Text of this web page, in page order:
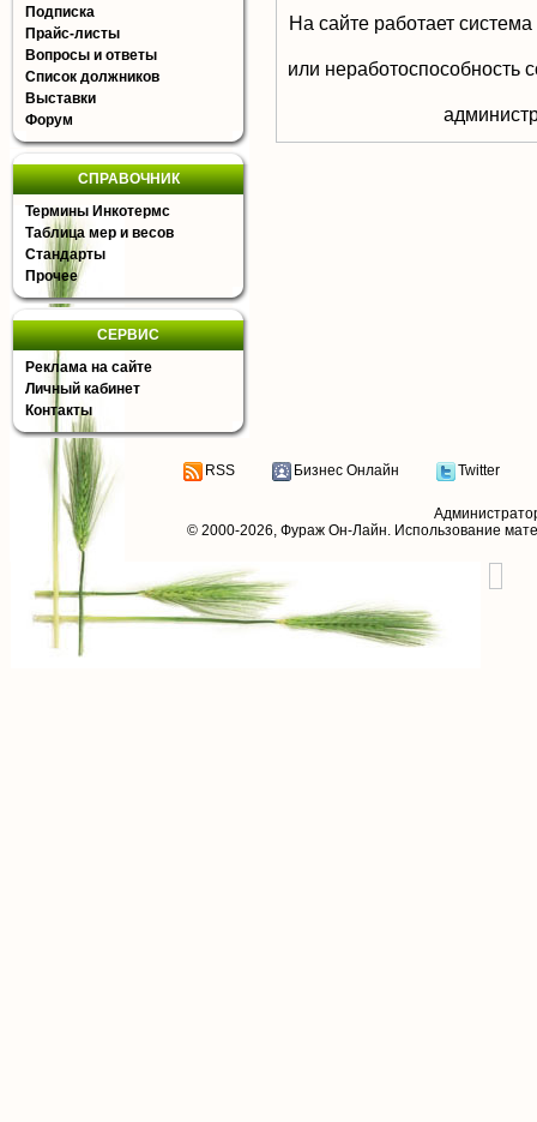
Подписка
Прайс-листы
Вопросы и ответы
Список должников
Выставки
Форум
СПРАВОЧНИК
Термины Инкотермс
Таблица мер и весов
Стандарты
Прочее
СЕРВИС
Реклама на сайте
Личный кабинет
Контакты
На сайте работает
или неработоспособность
RSS Бизнес Онлайн Twitter
© 2000-2026, Фураж Он-Лайн. Использование